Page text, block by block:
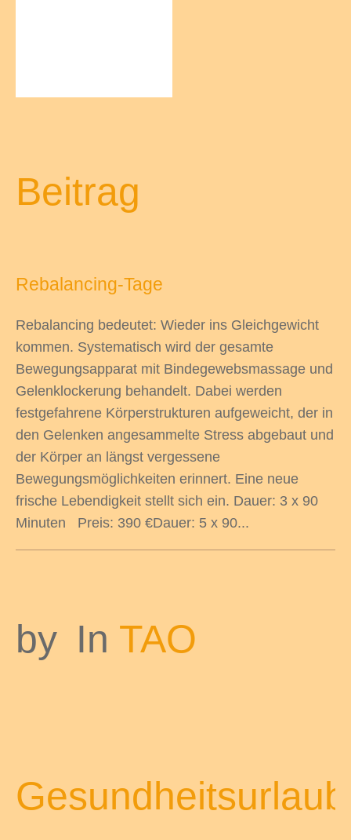
Beitrag
Rebalancing-Tage
Rebalancing bedeutet: Wieder ins Gleichgewicht
kommen. Systematisch wird der gesamte
Bewegungsapparat mit Bindegewebsmassage und
Gelenklockerung behandelt. Dabei werden
festgefahrene Körperstrukturen aufgeweicht, der in
den Gelenken angesammelte Stress abgebaut und
der Körper an längst vergessene
Bewegungsmöglichkeiten erinnert. Eine neue
frische Lebendigkeit stellt sich ein. Dauer: 3 x 90
Minuten Preis: 390 €Dauer: 5 x 90...
by In TAO
Gesundheitsurlaub